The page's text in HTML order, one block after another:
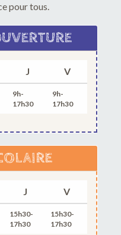
pour tous.
J V
9h-
17h30
9h-
17h30
J V
15h30-
17h30
15h30-
17h30